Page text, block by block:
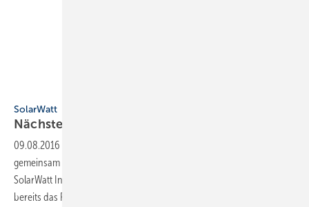
SolarWatt
Nächste Stufe der
09.08.2016
gemeinsam mit Dr. Andreas Gutsch das Technologiezentrum
SolarWatt Innovation in Frechen. Die beiden führten bis zum Frühjahr
bereits das Projekt Competence E am Karlsruher Institut für